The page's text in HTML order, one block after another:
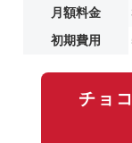
月額料金
初期費用
チョ